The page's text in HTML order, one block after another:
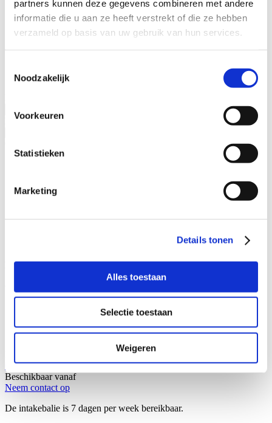
partners kunnen deze gegevens combineren met andere
informatie die u aan ze heeft verstrekt of die ze hebben
verzameld op basis van uw gebruik van hun services.
Noodzakelijk
Voorkeuren
Statistieken
Marketing
Details tonen
Alles toestaan
Selectie toestaan
Weigeren
Specialisaties
Advocaat alimentatie
Alimentatie incasseren
Echtscheiding
Partneralimentatie
Ervaringsjaren
Specialisatieverenigingen
ADR.MED®
Filters:
Wij helpen u graag!
Stap 1: Bel of mail onze juristen van de intakebalie
Stap 3: Kies de beste oplossing voor uw situatie
088 - 629 00 40
Beschikbaar vanaf
Neem contact op
De intakebalie is 7 dagen per week bereikbaar.